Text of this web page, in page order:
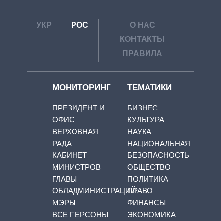
УКР РОС
О НАС
КОНТАКТЫ
ПРАВИЛА
МОНИТОРИНГ
ПРЕЗИДЕНТ И
ОФИС
ВЕРХОВНАЯ
РАДА
КАБИНЕТ
МИНИСТРОВ
ГЛАВЫ
ОБЛАДМИНИСТРАЦИЙ
МЭРЫ
ВСЕ ПЕРСОНЫ
ТЕМАТИКИ
БИЗНЕС
КУЛЬТУРА
НАУКА
НАЦИОНАЛЬНАЯ
БЕЗОПАСНОСТЬ
ОБЩЕСТВО
ПОЛИТИКА
ПРАВО
ФИНАНСЫ
ЭКОНОМИКА